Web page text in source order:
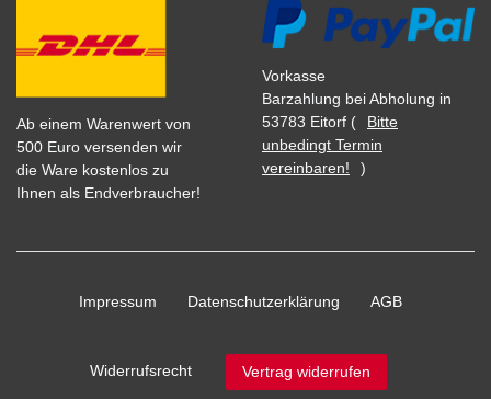
Ab einem Warenwert von
500 Euro versenden wir
die Ware kostenlos zu
Ihnen als Endverbraucher!
Vorkasse
Barzahlung bei Abholung in
53783 Eitorf (
Bitte
unbedingt Termin
vereinbaren!
)
Impressum Daten­schutz­erklärung AGB
Widerrufs­recht Vertrag widerrufen